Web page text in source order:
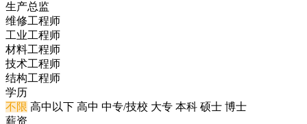
生产总监
维修工程师
工业工程师
材料工程师
技术工程师
结构工程师
学历
不限 高中以下 高中 中专/技校 大专 本科 硕士 博士
薪资